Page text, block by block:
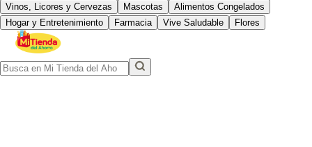
Vinos, Licores y Cervezas
Mascotas
Alimentos Congelados
Hogar y Entretenimiento
Farmacia Vive Saludable Flores